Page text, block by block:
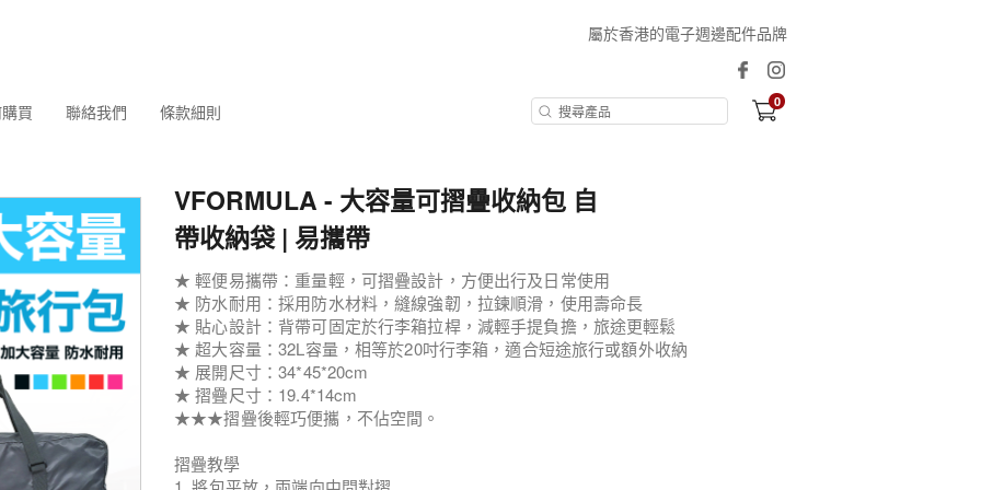
屬於香港的電子週邊配件品牌
買 聯絡我們 條款細則 0
VFORMULA - 大容量可摺疊收納包 自
帶收納袋 | 易攜帶
★ 輕便易攜帶：重量輕，可摺疊設計，方便出行及日常使用
★ 防水耐用：採用防水材料，縫線強韌，拉鍊順滑，使用壽命長
★ 貼心設計：背帶可固定於行李箱拉桿，減輕手提負擔，旅途更輕鬆
★ 超大容量：32L容量，相等於20吋行李箱，適合短途旅行或額外收納
★ 展開尺寸：34*45*20cm
★ 摺疊尺寸：19.4*14cm
★★★摺疊後輕巧便攜，不佔空間。
摺疊教學